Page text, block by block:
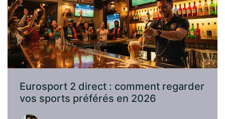
Eurosport 2 direct : comment regarder
vos sports préférés en 2026